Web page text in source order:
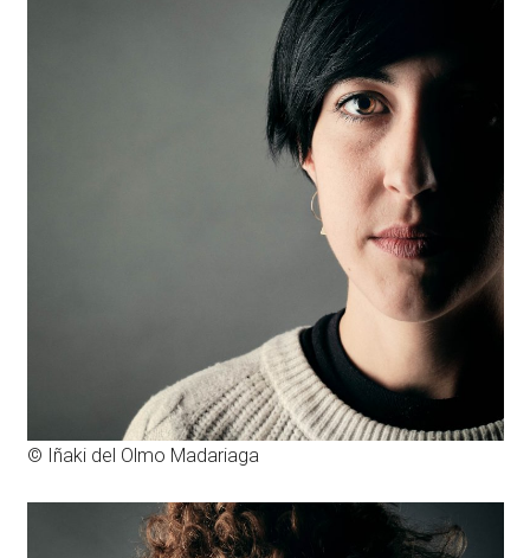
© Iñaki del Olmo Madariaga